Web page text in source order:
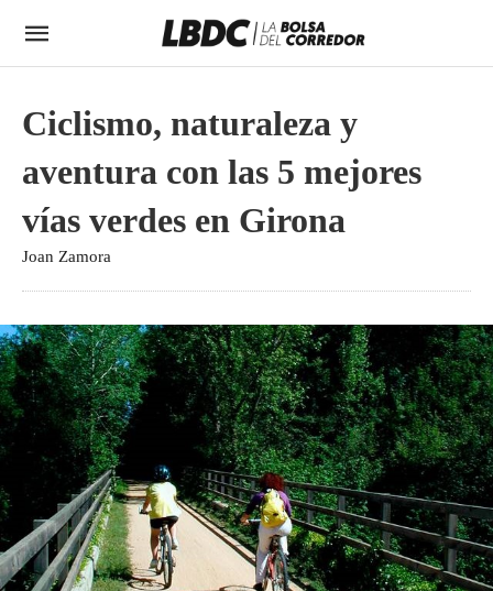
Ciclismo, naturaleza y
aventura con las 5 mejores
vías verdes en Girona
Joan Zamora